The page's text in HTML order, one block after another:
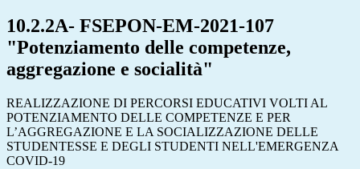
10.2.2A- FSEPON-EM-2021-107
"Potenziamento delle competenze,
aggregazione e socialità"
REALIZZAZIONE DI PERCORSI EDUCATIVI VOLTI AL
POTENZIAMENTO DELLE COMPETENZE E PER
L’AGGREGAZIONE E LA SOCIALIZZAZIONE DELLE
STUDENTESSE E DEGLI STUDENTI NELL'EMERGENZA
COVID-19